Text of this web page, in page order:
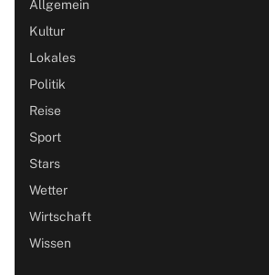
Allgemein
Kultur
Lokales
Politik
Reise
Sport
Stars
Wetter
Wirtschaft
Wissen